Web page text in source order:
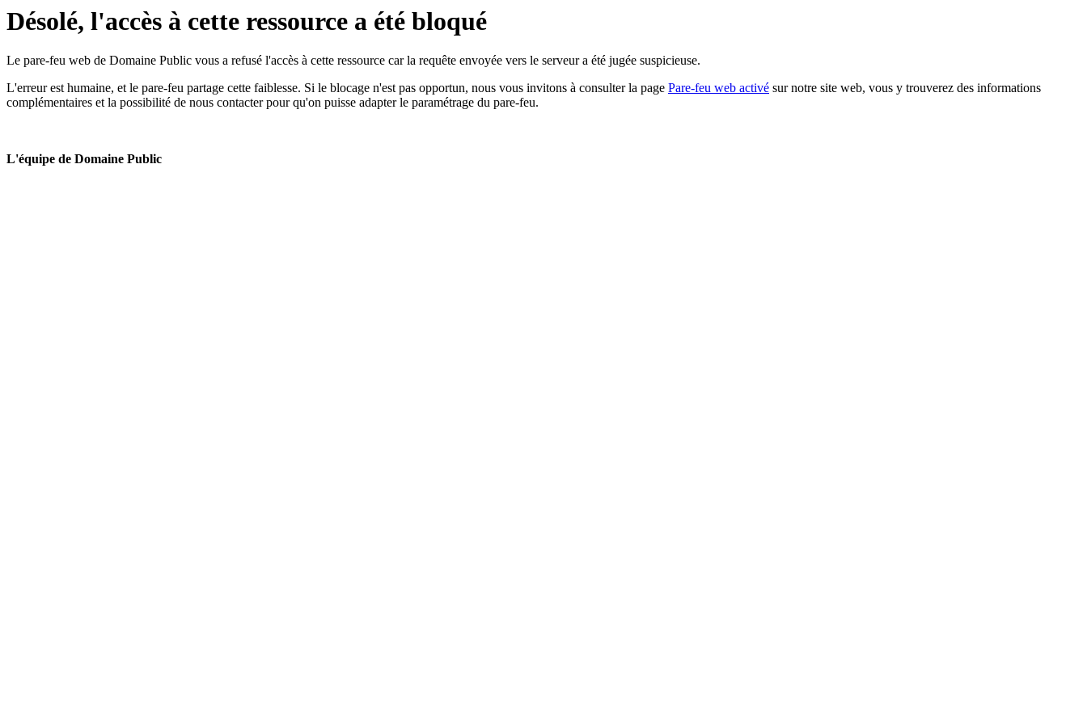
Désolé, l'accès à cette ressource a été bloqué
Le pare-feu web de Domaine Public vous a refusé l'accès à cette ressource car la requête envoyée vers le serveur a été jugée suspicieuse.
L'erreur est humaine, et le pare-feu partage cette faiblesse. Si le blocage n'est pas opportun, nous vous invitons à consulter la page Pare-feu web activé sur notre site web, vous y trouverez des informations
complémentaires et la possibilité de nous contacter pour qu'on puisse adapter le paramétrage du pare-feu.
L'équipe de Domaine Public